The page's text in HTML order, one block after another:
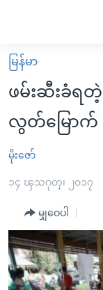
လွယ်ကူ
စေ
Link
များ
ပင်မ
ကျော်
ကြည့်
ရန်
မူလစာမျက်နှာ
မြန်မာ
ကမ္ဘာ့သတင်းများ
နိုင်ငံတကာ
အစ္စရေး-ပါလက်စတို
ဗွီဒီယို
အင်္ဂလိပ်စာလေ့လာ
အမေရိကန်သုံးအီ
မကြေးမုံရဲ့ အင်္ဂလိ
အပတ်စဉ်ကဏ္ဍမျာ
ရေဒီယို
ရေဒီယိုနှင့်ရုပ်သံ အ
မြန်မာ
ဖမ်းဆီးခံရ
လွတ်မြောက်
မိုးဇော်
၁၄ ၾသဂုတ္၊ ၂၀၁၇
မျှဝေပါ